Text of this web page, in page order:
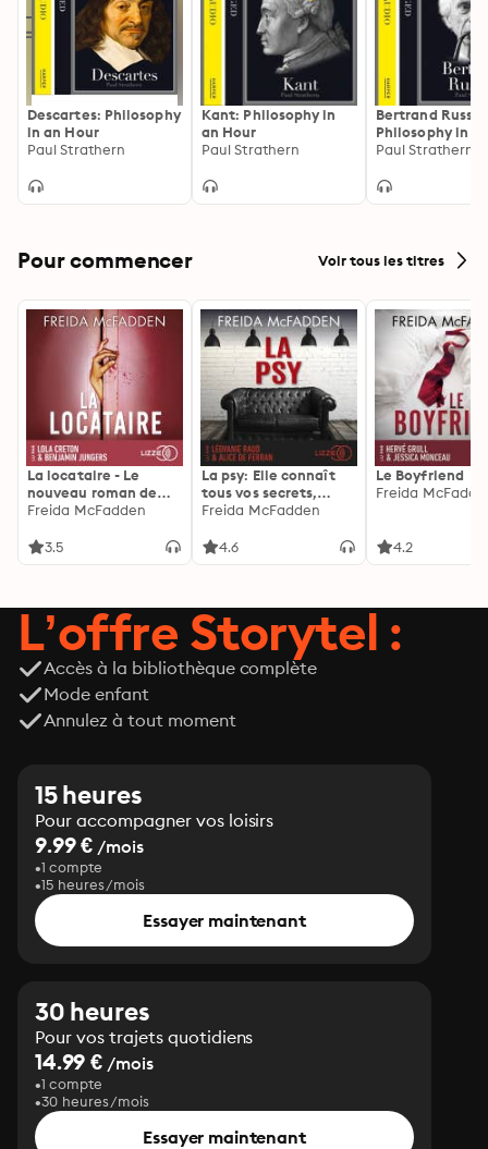
Descartes: Philosophy
in an Hour
Paul Strathern
Kant: Philosophy in
an Hour
Paul Strathern
Bertrand
Philosophy in
Paul Strathern
Pour commencer Voir tous les titres
La locataire - Le
nouveau roman de
l'autrice de La femme
Freida McFadden
3.5
La psy: Elle connaît
tous vos secrets,
découvrez les siens ...
Freida McFadden
4.6
Le Boyfriend
Freida
4.2
L’offre Storytel :
Accès à la bibliothèque complète
Mode enfant
Annulez à tout moment
15 heures
Pour accompagner vos loisirs
9.99 € /mois
1 compte
15 heures/mois
Essayer maintenant
30 heures
Pour vos trajets quotidiens
14.99 € /mois
1 compte
30 heures/mois
Essayer maintenant